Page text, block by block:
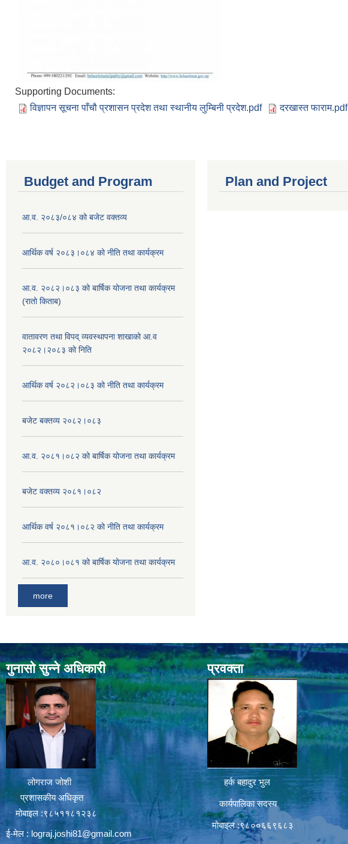
Supporting Documents:
विज्ञापन सूचना पाँचौ प्रशासन प्रदेश तथा स्थानीय लुम्बिनी प्रदेश.pdf
दरखास्त फाराम.pdf
Budget and Program
आ.व. २०८३/०८४ को बजेट वक्तव्य
आर्थिक वर्ष २०८३।०८४ को नीति तथा कार्यक्रम
आ.व. २०८२।०८३ को बार्षिक योजना तथा कार्यक्रम
(रातो किताब)
वातावरण तथा विपद् व्यवस्थापना शाखाको आ.व
२०८२।२०८३ को निति
आर्थिक वर्ष २०८२।०८३ को नीति तथा कार्यक्रम
बजेट बक्तव्य २०८२।०८३
आ.व. २०८१।०८२ को बार्षिक योजना तथा कार्यक्रम
बजेट वक्तव्य २०८१।०८२
आर्थिक वर्ष २०८१।०८२ को नीति तथा कार्यक्रम
आ.व. २०८०।०८१ को बार्षिक योजना तथा कार्यक्रम
more
Plan and Project
गुनासो सुन्ने अधिकारी
लोगराज जोशी
प्रशासकीय अधिकृत
मोबाइल :९८५११८१२३८
ई-मेल : lograj.joshi81@gmail.com
प्रवक्ता
हर्क बहादुर भुल
कार्यपालिका सदस्य
मोबाइल :९८००६६९६८३